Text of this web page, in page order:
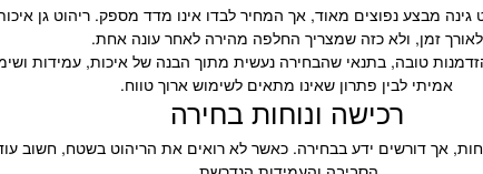
גינה מבצע נפוצים מאוד, אך המחיר לבדו אינו מדד מספק. ריהוט גן
לאורך זמן, ולא כזה שמצריך החלפה מהירה לאחר עונה אחת.
טובה, בתנאי שהבחירה נעשית מתוך הבנה של איכות, עמידות
אמיתי לבין פתרון שאינו מתאים לשימוש ארוך טווח.
רכישה ונוחות בחירה
ונוחות, אך דורשים ידע בבחירה. כאשר לא רואים את הריהוט בשטח, חשוב